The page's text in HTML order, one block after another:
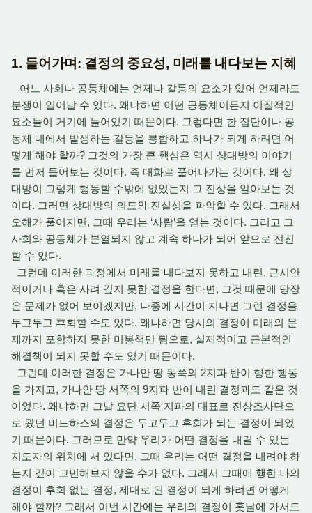
1. 들어가며: 결정의 중요성, 미래를 내다보는 지혜
어느 사회나 공동체에는 언제나 갈등의 요소가 있어 언제라도
분쟁이 일어날 수 있다. 왜냐하면 어떤 공동체이든지 이질적인
요소들이 거기에 들어있기 때문이다. 그렇다면 한 집단이나 공
동체 내에서 발생하는 갈등을 봉합하고 하나가 되게 하려면 어
떻게 해야 할까? 그것의 가장 큰 핵심은 역시 상대방의 이야기
를 먼저 들어보는 것이다. 즉 대화로 풀어나가는 것이다. 왜 상
대방이 그렇게 행동할 수밖에 없었는지 그 진상을 알아보는 것
이다. 그러면 상대방의 의도와 진실성을 파악할 수 있다. 그래서
오해가 풀어지면, 그때 우리는 ‘사람’을 얻는 것이다. 그리고 그
사회와 공동체가 분열되지 않고 계속 하나가 되어 앞으로 전진
할 수 있다.
그런데 이러한 과정에서 미래를 내다보지 못하고 내린, 근시안
적이거나 혹은 사려 깊지 못한 결정을 한다면, 그것 때문에 당장
은 문제가 없어 보이겠지만, 나중에 시간이 지나면 그런 결정을
두고두고 후회할 수도 있다. 왜냐하면 당시의 결정이 미래의 문
제까지 포함하지 못한 미봉책만 됨으로, 실제적이고 근본적인
해결책이 되지 못할 수도 있기 때문이다.
그런데 이러한 결정은 가나안 땅 동쪽의 2지파 반이 행한 행동
을 가지고, 가나안 땅 서쪽의 9지파 반이 내린 결정과도 같은 것
이었다. 왜냐하면 그날 요단 서쪽 지파의 대표로 진상조사단으
로 왔던 비느하스의 결정은 두고두고 후회가 되는 결정이 되었
기 때문이다. 그러므로 만약 우리가 어떤 결정을 내릴 수 있는
지도자의 위치에 서 있다면, 그때 우리는 어떤 결정을 내려야 하
는지 깊이 고민해보지 않을 수가 없다. 그래서 그때에 행한 나의
결정이 후회 없는 결정, 제대로 된 결정이 되게 하려면 어떻게
해야 할까? 그래서 이번 시간에는 우리의 결정이 훗날에 가서도